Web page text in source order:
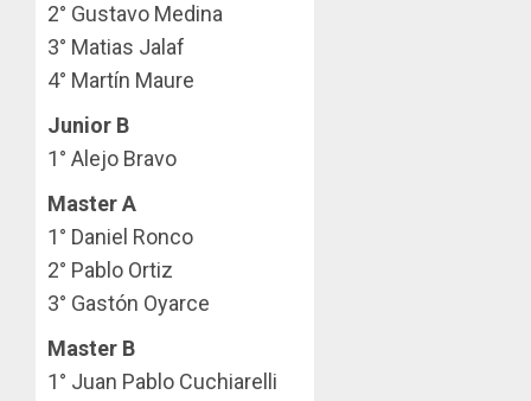
2° Gustavo Medina⁣
3° Matias Jalaf
4° Martín Maure⁣
Junior B
1° Alejo Bravo⁣
Master A
1° Daniel Ronco⁣
2° Pablo Ortiz⁣
3° Gastón Oyarce⁣
Master B
1° Juan Pablo Cuchiarelli⁣